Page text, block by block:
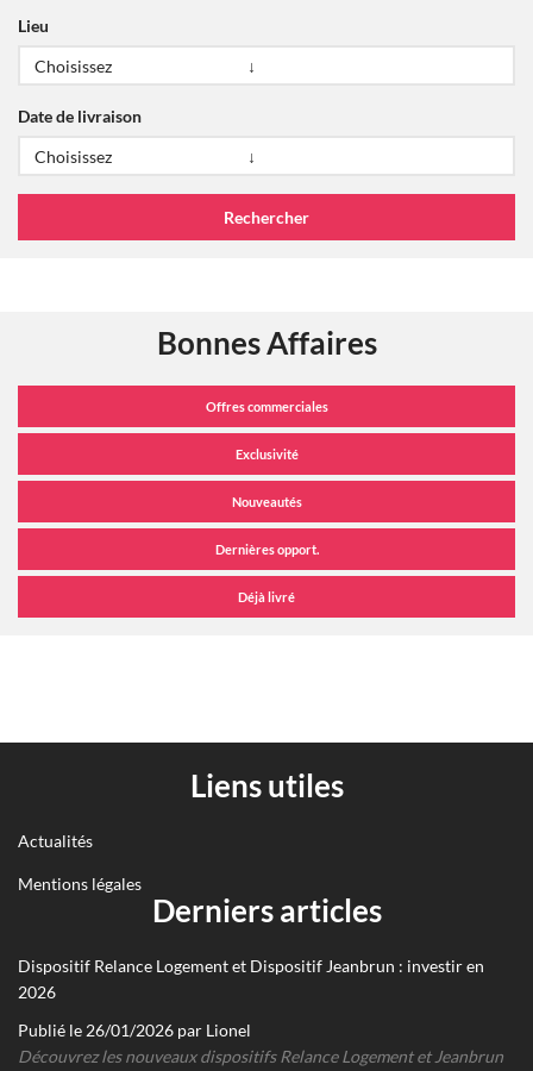
Lieu
Date de livraison
Bonnes Affaires
Liens utiles
Actualités
Mentions légales
Derniers articles
Dispositif Relance Logement et Dispositif Jeanbrun : investir en
2026
Publié le 26/01/2026 par Lionel
Découvrez les nouveaux dispositifs Relance Logement et Jeanbrun